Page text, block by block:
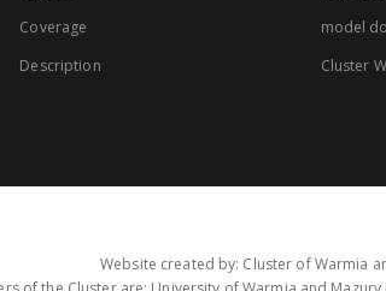
Coverage
Description
model
Cluster
Website created by: Cluster of Warmia